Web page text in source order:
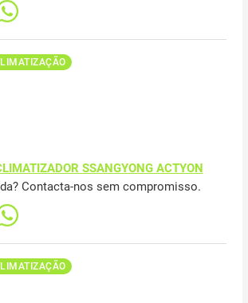
SSANGYONG ACTYON
Contacta-nos sem compromisso.